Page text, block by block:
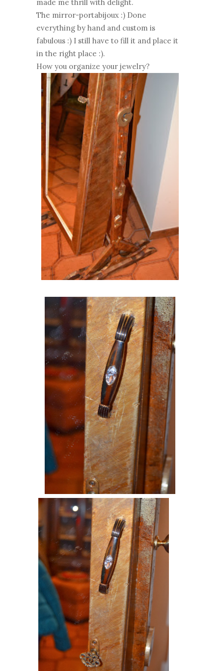
made ​​me thrill with delight.
The mirror-portabijoux :) Done
everything by hand and custom is
fabulous :) I still have to fill it and place it
in the right place :).
How you organize your jewelry?